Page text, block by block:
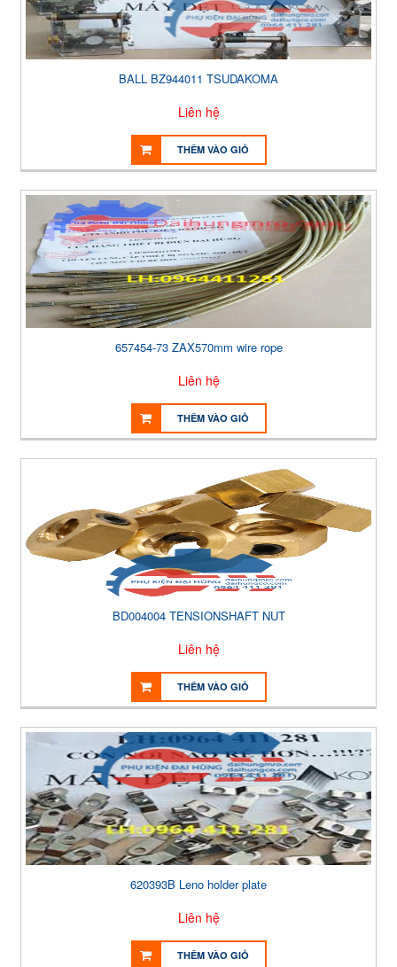
BALL BZ944011 TSUDAKOMA
Liên hệ
THÊM VÀO GIỎ
657454-73 ZAX570mm wire rope
Liên hệ
THÊM VÀO GIỎ
BD004004 TENSIONSHAFT NUT
Liên hệ
THÊM VÀO GIỎ
620393B Leno holder plate
Liên hệ
THÊM VÀO GIỎ